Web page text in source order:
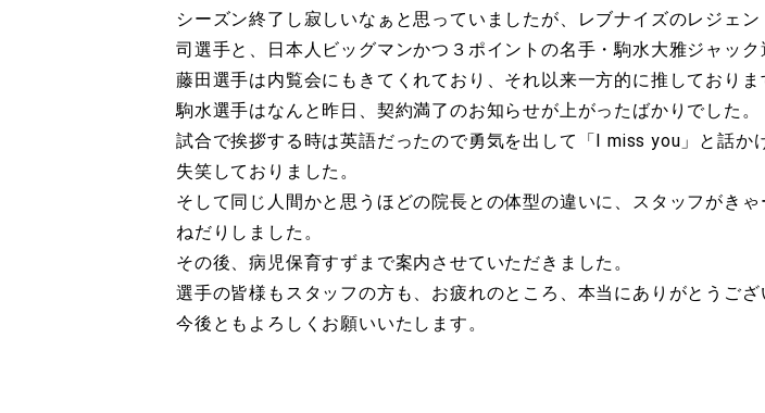
シーズン終了し寂しいなぁと思っていましたが、レブナイズのレジェ
司選手と、日本人ビッグマンかつ３ポイントの名手・駒水大雅ジャッ
藤田選手は内覧会にもきてくれており、それ以来一方的に推しておりま
駒水選手はなんと昨日、契約満了のお知らせが上がったばかりでした。
試合で挨拶する時は英語だったので勇気を出して「I miss you」と話
失笑しておりました。
そして同じ人間かと思うほどの院長との体型の違いに、スタッフがき
ねだりしました。
その後、病児保育すずまで案内させていただきました。
選手の皆様もスタッフの方も、お疲れのところ、本当にありがとうござ
今後ともよろしくお願いいたします。